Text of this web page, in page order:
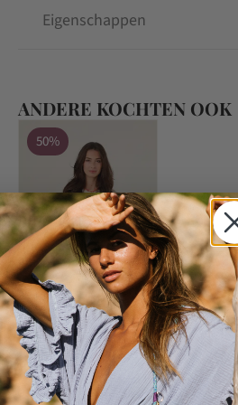
Eigenschappen
ANDERE KOCHTEN OOK
50%
One Tee
SWEAT MARGARETH